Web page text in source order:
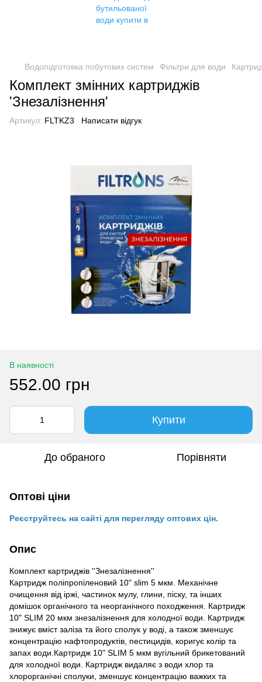
Водопідготовка побутових систем Фільтри для води
Комплект змінних картриджів
'Знезалізнення'
Артикул: FLTKZ3 Написати відгук
В наявності
552.00 грн
Купити
До обраного Порівняти
Оптові ціни
Реєструйтесь на сайті для перегляду оптових цін.
Опис
Комплект картриджів ''Знезалізнення''
Картридж поліпропіленовий 10" slim 5 мкм. Механічне
очищення від іржі, частинок мулу, глини, піску, та інших
домішок органічного та неорганічного походження. Картридж
10" SLIM 20 мкм знезалізнення для холодної води. Картридж
знижує вміст заліза та його сполук у воді, а також зменшує
концентрацію нафтопродуктів, пестицидів, коригує колір та
запах води.Картридж 10" SLIM 5 мкм вугільний брикетований
для холодної води. Картридж видаляє з води хлор та
хлорорганічні сполуки, зменшує концентрацію важких та